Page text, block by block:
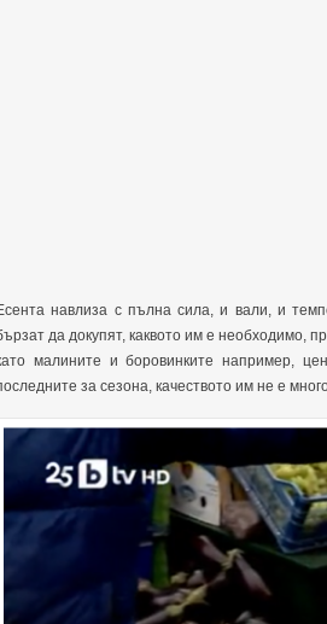
навлиза с пълна сила, и вали, и
да докупят, каквото им е необходимо,
малините и боровинките например,
за сезона, качеството им не е